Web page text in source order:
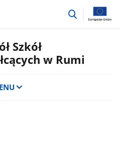
przejdź
Szkół
w Rumi